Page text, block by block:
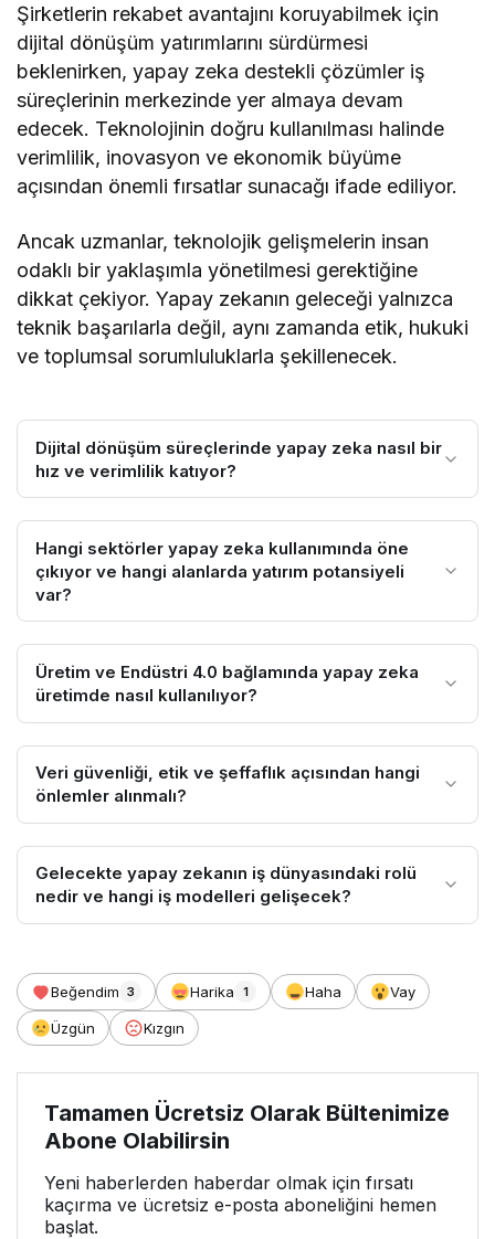
Şirketlerin rekabet avantajını koruyabilmek için
dijital dönüşüm yatırımlarını sürdürmesi
beklenirken, yapay zeka destekli çözümler iş
süreçlerinin merkezinde yer almaya devam
edecek. Teknolojinin doğru kullanılması halinde
verimlilik, inovasyon ve ekonomik büyüme
açısından önemli fırsatlar sunacağı ifade ediliyor.
Ancak uzmanlar, teknolojik gelişmelerin insan
odaklı bir yaklaşımla yönetilmesi gerektiğine
dikkat çekiyor. Yapay zekanın geleceği yalnızca
teknik başarılarla değil, aynı zamanda etik, hukuki
ve toplumsal sorumluluklarla şekillenecek.
Dijital dönüşüm süreçlerinde yapay zeka nasıl bir
hız ve verimlilik katıyor?
Hangi sektörler yapay zeka kullanımında öne
çıkıyor ve hangi alanlarda yatırım potansiyeli
var?
Üretim ve Endüstri 4.0 bağlamında yapay zeka
üretimde nasıl kullanılıyor?
Veri güvenliği, etik ve şeffaflık açısından hangi
önlemler alınmalı?
Gelecekte yapay zekanın iş dünyasındaki rolü
nedir ve hangi iş modelleri gelişecek?
Beğendim 3 Harika 1 Haha Vay
Üzgün Kızgın
Tamamen Ücretsiz Olarak Bültenimize
Abone Olabilirsin
Yeni haberlerden haberdar olmak için fırsatı
kaçırma ve ücretsiz e-posta aboneliğini hemen
başlat.